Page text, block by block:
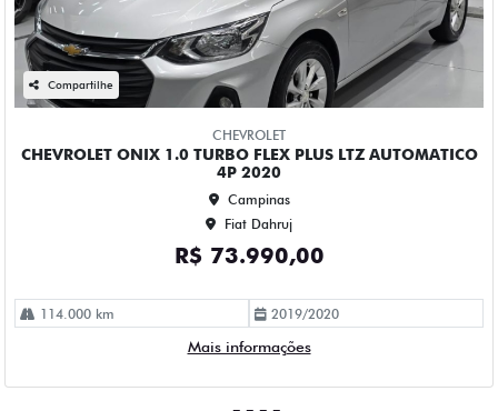
114.000 km 2019/2020
Mais informações